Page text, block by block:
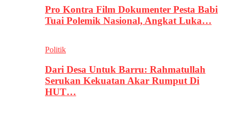
Pro Kontra Film Dokumenter Pesta Babi
Tuai Polemik Nasional, Angkat Luka…
Politik
Dari Desa Untuk Barru: Rahmatullah
Serukan Kekuatan Akar Rumput Di
HUT…